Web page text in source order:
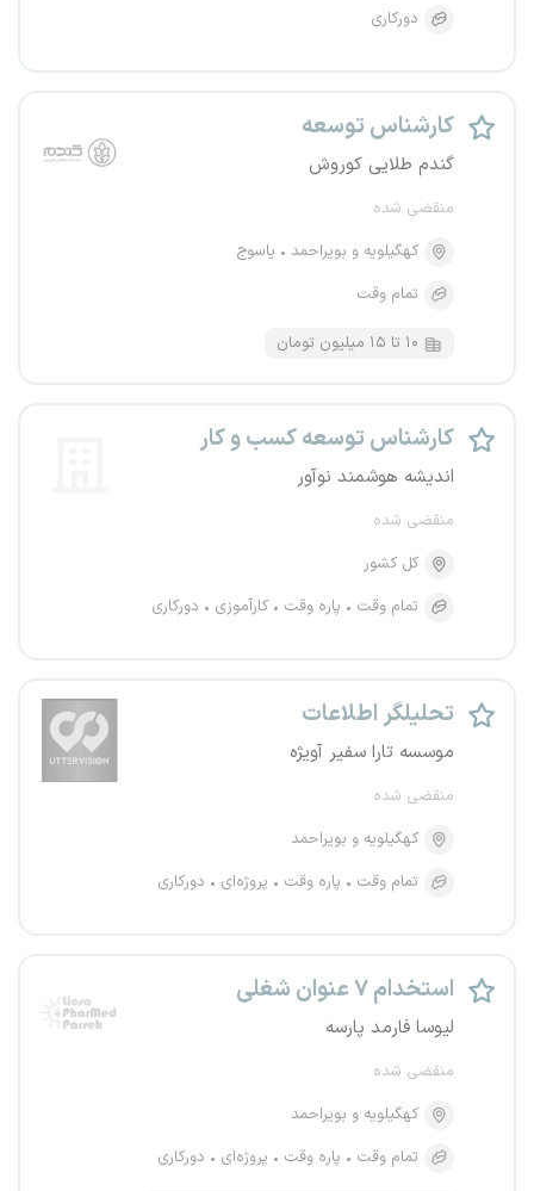
دورکاری
کارشناس توسعه
گندم طلایی کوروش
منقضی شده
کهگیلویه و بویراحمد
یاسوج
تمام وقت
۱۰ تا ۱۵ میلیون تومان
کارشناس توسعه کسب و کار
اندیشه هوشمند نوآور
منقضی شده
کل کشور
تمام وقت
پاره وقت کارآموزی دورکاری
تحلیلگر اطلاعات
موسسه تارا سفیر آویژه
منقضی شده
کهگیلویه و بویراحمد
تمام وقت
پاره وقت پروژه‌ای دورکاری
استخدام ۷ عنوان شغلی
لیوسا فارمد پارسه
منقضی شده
کهگیلویه و بویراحمد
تمام وقت
پاره وقت پروژه‌ای دورکاری